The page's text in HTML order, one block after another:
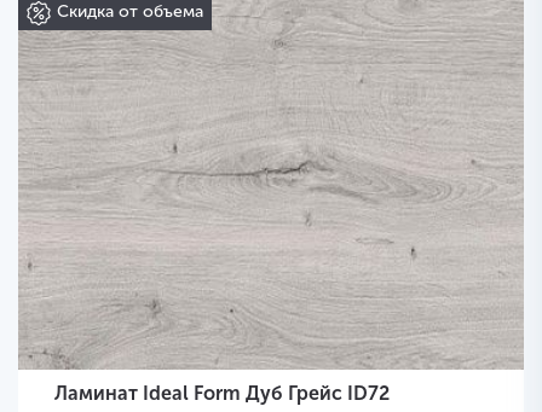
Скидка от объема
Ламинат Ideal Form Дуб Грейс ID72